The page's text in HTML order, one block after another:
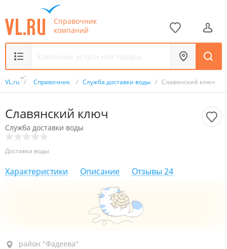
Справочник
компаний
VL.ru / Справочник / Служба доставки воды / Славянский ключ
Славянский ключ
Служба доставки воды
Доставка воды
Характеристики Описание Отзывы 24
район "Фадеева", ул. Фадеева, 47
район "Фадеева"